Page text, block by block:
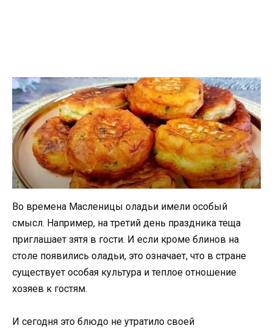
Во времена Масленицы оладьи имели особый
смысл. Например, на третий день праздника теща
приглашает зятя в гости. И если кроме блинов на
столе появились оладьи, это означает, что в стране
существует особая культура и теплое отношение
хозяев к гостям.
И сегодня это блюдо не утратило своей